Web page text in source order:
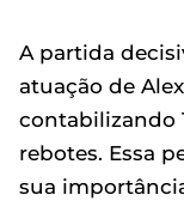
A partida
atuação de
contabilizando
rebotes. Essa
sua